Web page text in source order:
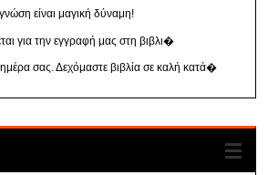
είναι μαγική δύναμη!
για την εγγραφή μας στη βιβλι�
σας. Δεχόμαστε βιβλία σε καλή κατά�